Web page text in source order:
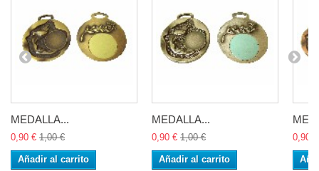
MEDALLA...
0,90 € 1,00 €
Añadir al carrito
MEDALLA...
0,90 € 1,00 €
Añadir al carrito
0,90 €